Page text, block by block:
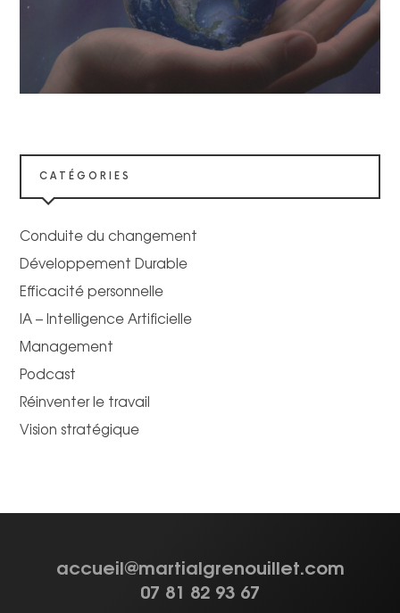
CATÉGORIES
Conduite du changement
Développement Durable
Efficacité personnelle
IA – Intelligence Artificielle
Management
Podcast
Réinventer le travail
Vision stratégique
accueil@martialgrenouillet.com
07 81 82 93 67